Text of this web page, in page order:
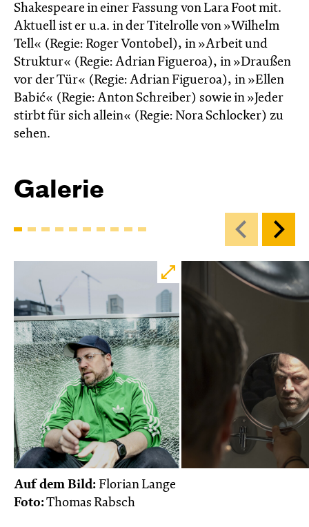
Shakespeare in einer Fassung von Lara Foot mit.
Aktuell ist er u.a. in der Titelrolle von »Wilhelm
Tell« (Regie: Roger Vontobel), in »Arbeit und
Struktur« (Regie: Adrian Figueroa), in »Draußen
vor der Tür« (Regie: Adrian Figueroa), in »Ellen
Babić« (Regie: Anton Schreiber) sowie in »Jeder
stirbt für sich allein« (Regie: Nora Schlocker) zu
sehen.
Galerie
Auf dem Bild: Florian Lange
Foto:Thomas Rabsch